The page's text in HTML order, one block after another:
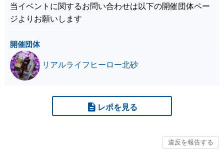
当イベントに関するお問い合わせは以下の開催団体ペー
ジよりお願いします
開催団体
リアルライフヒーロー北砂
レポを見る